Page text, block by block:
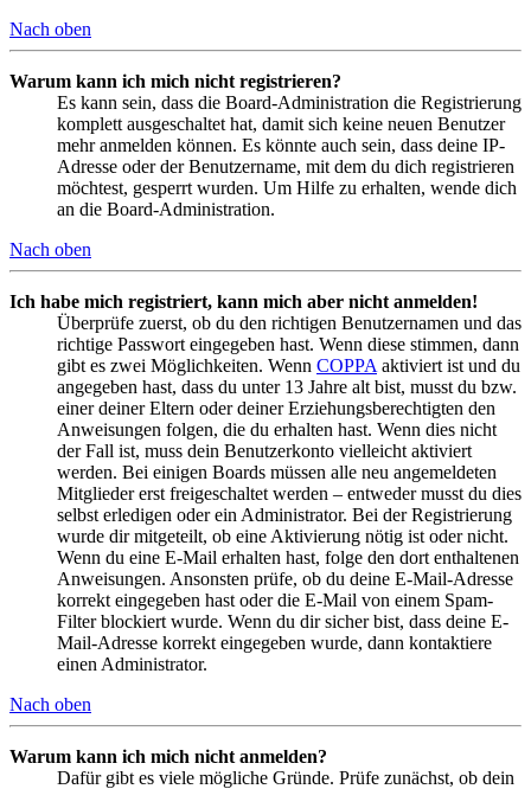
Nach oben
Warum kann ich mich nicht registrieren?
Es kann sein, dass die Board-Administration die Registrierung
komplett ausgeschaltet hat, damit sich keine neuen Benutzer
mehr anmelden können. Es könnte auch sein, dass deine IP-
Adresse oder der Benutzername, mit dem du dich registrieren
möchtest, gesperrt wurden. Um Hilfe zu erhalten, wende dich
an die Board-Administration.
Nach oben
Ich habe mich registriert, kann mich aber nicht anmelden!
Überprüfe zuerst, ob du den richtigen Benutzernamen und das
richtige Passwort eingegeben hast. Wenn diese stimmen, dann
gibt es zwei Möglichkeiten. Wenn COPPA aktiviert ist und du
angegeben hast, dass du unter 13 Jahre alt bist, musst du bzw.
einer deiner Eltern oder deiner Erziehungsberechtigten den
Anweisungen folgen, die du erhalten hast. Wenn dies nicht
der Fall ist, muss dein Benutzerkonto vielleicht aktiviert
werden. Bei einigen Boards müssen alle neu angemeldeten
Mitglieder erst freigeschaltet werden – entweder musst du dies
selbst erledigen oder ein Administrator. Bei der Registrierung
wurde dir mitgeteilt, ob eine Aktivierung nötig ist oder nicht.
Wenn du eine E-Mail erhalten hast, folge den dort enthaltenen
Anweisungen. Ansonsten prüfe, ob du deine E-Mail-Adresse
korrekt eingegeben hast oder die E-Mail von einem Spam-
Filter blockiert wurde. Wenn du dir sicher bist, dass deine E-
Mail-Adresse korrekt eingegeben wurde, dann kontaktiere
einen Administrator.
Nach oben
Warum kann ich mich nicht anmelden?
Dafür gibt es viele mögliche Gründe. Prüfe zunächst, ob dein